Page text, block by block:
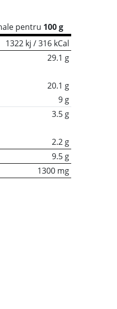
pentru 100 g
1322 kj / 316 kCal
29.1 g
20.1 g
9 g
3.5 g
2.2 g
9.5 g
1300 mg